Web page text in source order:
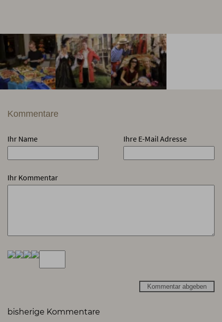
Kommentare
Ihr Name Ihre E-Mail Adresse
Ihr Kommentar
Kommentar abgeben
bisherige Kommentare